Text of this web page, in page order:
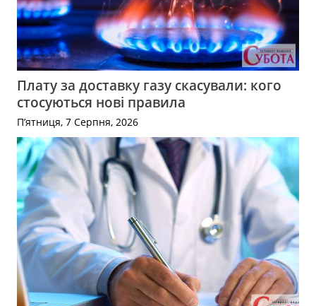
Плату за доставку газу скасували: кого
стосуються нові правила
П’ятниця, 7 Серпня, 2026